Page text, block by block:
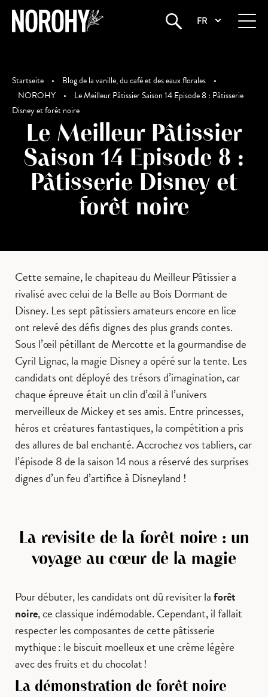
FR
Startseite • Blog de la vanille, du café et des eaux florales
•
NOROHY
•
Le Meilleur Pâtissier Saison 14 Episode 8 : Pâtisserie
Disney et forêt noire
Le Meilleur Pâtissier
Saison 14 Episode 8 :
Pâtisserie Disney et
forêt noire
Cette semaine, le chapiteau du Meilleur Pâtissier a
rivalisé avec celui de la Belle au Bois Dormant de
Disney. Les sept pâtissiers amateurs encore en lice
ont relevé des défis dignes des plus grands contes.
Sous l’œil pétillant de Mercotte et la gourmandise de
Cyril Lignac, la magie Disney a opéré sur la tente. Les
candidats ont déployé des trésors d’imagination, car
chaque épreuve était un clin d’œil à l’univers
merveilleux de Mickey et ses amis. Entre princesses,
héros et créatures fantastiques, la compétition a pris
des allures de bal enchanté. Accrochez vos tabliers, car
l’épisode 8 de la saison 14 nous a réservé des surprises
dignes d’un feu d’artifice à Disneyland !
La revisite de la forêt noire : un
voyage au cœur de la magie
Pour débuter, les candidats ont dû revisiter laforêt
noire, ce classique indémodable. Cependant, il fallait
respecter les composantes de cette pâtisserie
mythique : le biscuit moelleux et une crème légère
avec des fruits et du chocolat !
La démonstration de forêt noire